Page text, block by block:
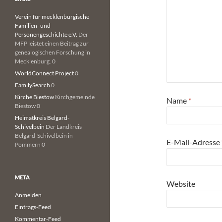
Name *
E-Mail-Adresse
Website
Verein für mecklenburgische
Familien- und
Personengeschichte e.V. Der
MFP leistet einen Beitrag zur
genealogischen Forschung in
Mecklenburg. 0
WorldConnect Project0
FamilySearch 0
Kirche Biestow Kirchgemeinde
Biestow 0
Heimatkreis Belgard-
Schivelbein Der Landkreis
Belgard-Schivelbein in
Pommern 0
META
Anmelden
Eintrags-Feed
Kommentar-Feed